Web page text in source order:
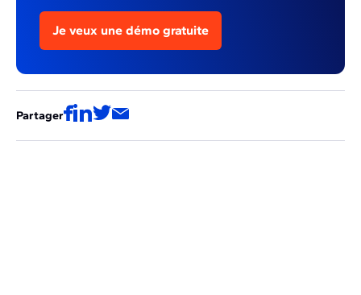
Je veux une démo gratuite
Partager